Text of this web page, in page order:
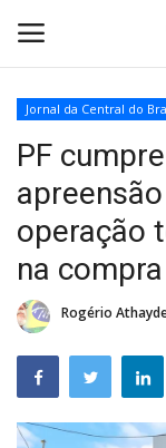
Início
QUEM SOMOS
Crônicas e
TV ONLINE
RÁDIO ONLINE
Jornal da Central do
PF
operação
na
Rogério